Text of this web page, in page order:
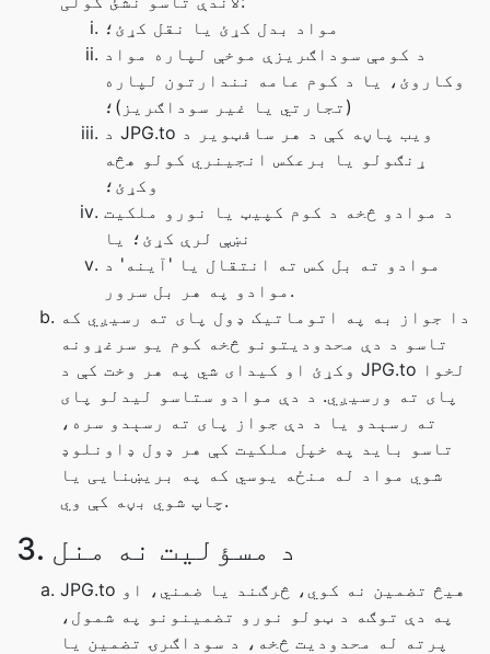
مواد بدل کړئ یا نقل کړئ؛
د کومې سوداګریزې موخې لپاره مواد
وکاروئ، یا د کوم عامه نندارتون لپاره
(تجارتي یا غیر سوداګریز)؛
د JPG.to ویب پاڼه کې د هر سافټویر د
ړنګولو یا برعکس انجینري کولو هڅه
وکړئ؛
د موادو څخه د کوم کپیټ یا نورو ملکیت
نښې لرې کړئ؛ یا
موادو ته بل کس ته انتقال یا 'آینه' د
موادو په هر بل سرور.
دا جواز به په اتوماتيک ډول پای ته رسیږي که
تاسو د دې محدودیتونو څخه کوم یو سرغړونه
وکړئ او کیدای شي په هر وخت کې د JPG.to لخوا
پای ته ورسیږي. د دې موادو ستاسو لیدلو پای
ته رسېدو یا د دې جواز پای ته رسېدو سره،
تاسو باید په خپل ملکیت کې هر ډول ډاونلوډ
شوي مواد له منځه یوسي که په بریښنایی یا
چاپ شوي بڼه کې وي.
3. د مسؤليت نه منل
JPG.to هیڅ تضمین نه کوي، څرګند یا ضمني، او
په دې توګه د ټولو نورو تضمینونو په شمول،
پرته له محدودیت څخه، د سوداګرۍ تضمین یا